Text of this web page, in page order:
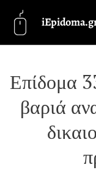
Επίδομα
βαριά